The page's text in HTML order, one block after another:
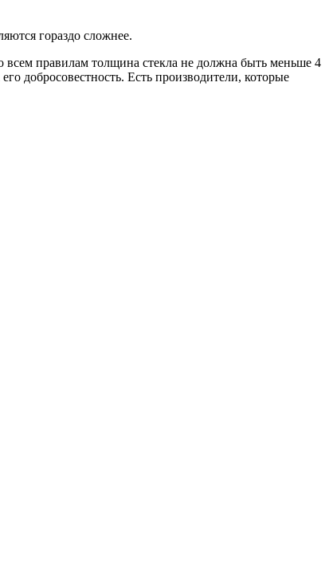
гораздо сложнее.
правилам толщина стекла не должна быть меньше 4
добросовестность. Есть производители, которые